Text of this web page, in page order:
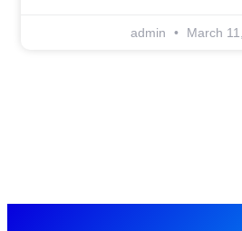
admin March